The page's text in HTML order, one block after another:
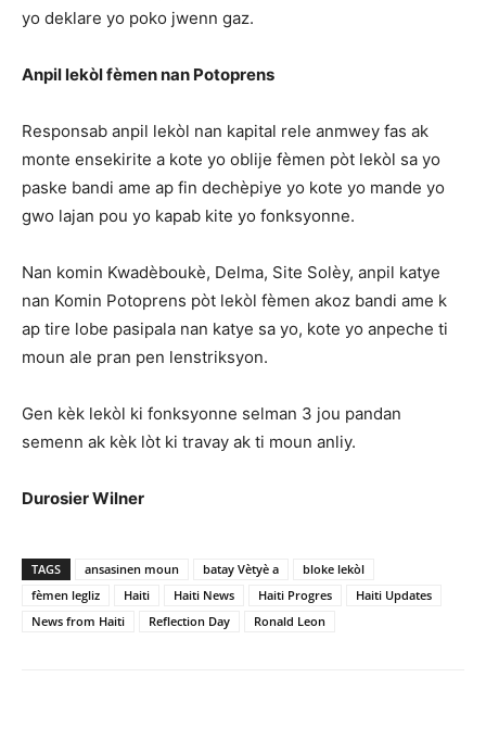
yo deklare yo poko jwenn gaz.
Anpil lekòl fèmen nan Potoprens
Responsab anpil lekòl nan kapital rele anmwey fas ak
monte ensekirite a kote yo oblije fèmen pòt lekòl sa yo
paske bandi ame ap fin dechèpiye yo kote yo mande yo
gwo lajan pou yo kapab kite yo fonksyonne.
Nan komin Kwadèboukè, Delma, Site Solèy, anpil katye
nan Komin Potoprens pòt lekòl fèmen akoz bandi ame k
ap tire lobe pasipala nan katye sa yo, kote yo anpeche ti
moun ale pran pen lenstriksyon.
Gen kèk lekòl ki fonksyonne selman 3 jou pandan
semenn ak kèk lòt ki travay ak ti moun anliy.
Durosier Wilner
TAGS ansasinen moun batay Vètyè a
bloke lekòl
fèmen legliz
Haiti Haiti News Haiti Progres
Haiti Updates
News from Haiti
Reflection Day Ronald Leon